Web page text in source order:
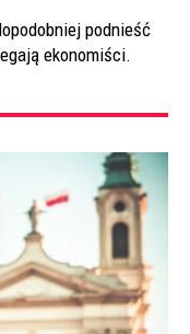
podnieść
ekonomiści.